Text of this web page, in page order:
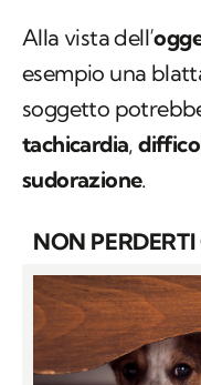
Alla vista dell’
esempio una
soggetto
tachicardia,
sudorazione.
NON